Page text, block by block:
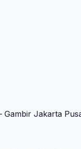
Gambir Jakarta